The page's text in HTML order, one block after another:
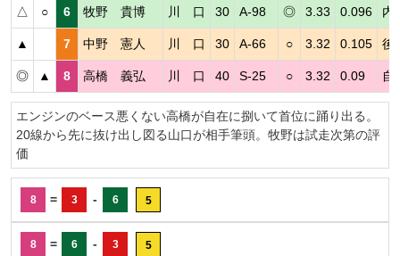
△ ○ 6 牧野 貴博 川 口 30 A-98 ◎ 3.33 0.096 内
▲ 7 中野 憲人 川 口 30 A-66 ○ 3.32 0.105 後
◎ ▲ 8 高橋 義弘 川 口 40 S-25 ○ 3.32 0.09 自
エンジンのベース悪くない高橋が自在に捌いて首位に踊り出る。
20線から先に抜け出し図る山口が相手筆頭。牧野は試走次第の評
価
8 = 3 - 6 5
8 = 6 - 3 5